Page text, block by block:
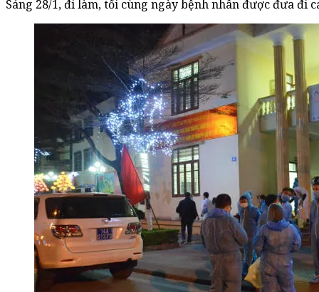
Sáng 28/1, đi làm, tối cùng ngày bệnh nhân được đưa đi